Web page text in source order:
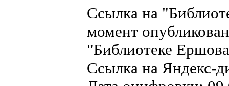
Ссылка на
момент
"Библиотеке
Ссылка на Яндекс-